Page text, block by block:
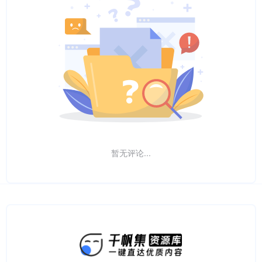
暂无评论...